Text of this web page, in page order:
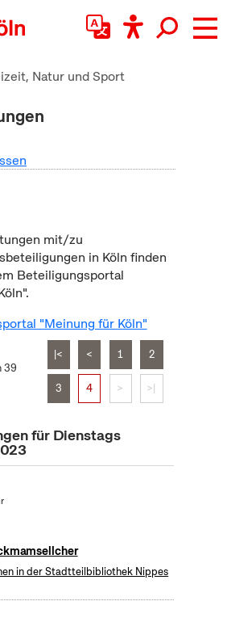
Natur und Sport
mit/zu
in Köln finden
Beteiligungsportal
"Meinung für Köln"
39
|< < 1 2
3 4 > >|
für Dienstags
in der Stadtteilbibliothek Nippes